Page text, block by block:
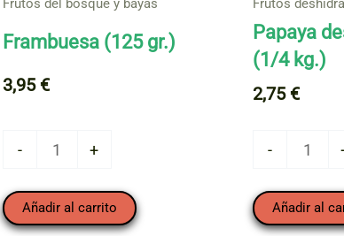
Frutos del bosque y bayas
Frambuesa (125 gr.)
3,95 €
-
Frambuesa
gr.)
cantidad
+
Añadir al carrito
Frutos
Papaya
(1/4 kg.)
2,75 €
-
Papaya
(1/4
kg.)
Añadir al